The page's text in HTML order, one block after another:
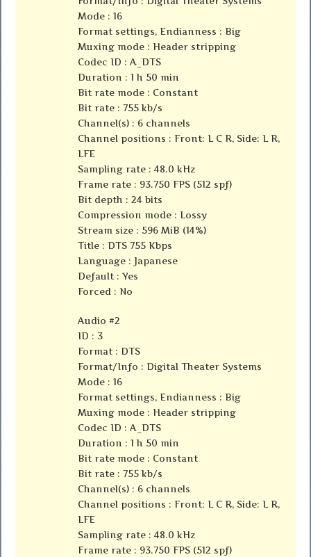
Mode : 16
Format settings, Endianness : Big
Muxing mode : Header stripping
Codec ID : A_DTS
Duration : 1 h 50 min
Bit rate mode : Constant
Bit rate : 755 kb/s
Channel(s) : 6 channels
Channel positions : Front: L C R, Side: L R,
LFE
Sampling rate : 48.0 kHz
Frame rate : 93.750 FPS (512 spf)
Bit depth : 24 bits
Compression mode : Lossy
Stream size : 596 MiB (14%)
Title : DTS 755 Kbps
Language : Japanese
Default : Yes
Forced : No
Audio #2
ID : 3
Format : DTS
Format/Info : Digital Theater Systems
Mode : 16
Format settings, Endianness : Big
Muxing mode : Header stripping
Codec ID : A_DTS
Duration : 1 h 50 min
Bit rate mode : Constant
Bit rate : 755 kb/s
Channel(s) : 6 channels
Channel positions : Front: L C R, Side: L R,
LFE
Sampling rate : 48.0 kHz
Frame rate : 93.750 FPS (512 spf)